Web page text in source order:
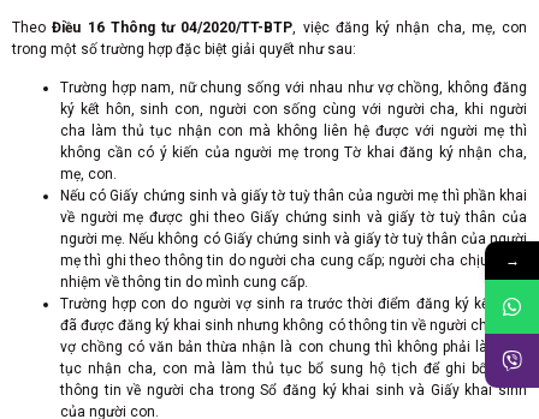
TheoĐiều 16 Thông tư 04/2020/TT-BTP, việc đăng ký nhận cha, mẹ, con
trong một số trường hợp đặc biệt giải quyết như sau:
Trường hợp nam, nữ chung sống với nhau như vợ chồng, không đăng
ký kết hôn, sinh con, người con sống cùng với người cha, khi người
cha làm thủ tục nhận con mà không liên hệ được với người mẹ thì
không cần có ý kiến của người mẹ trong Tờ khai đăng ký nhận cha,
mẹ, con.
Nếu có Giấy chứng sinh và giấy tờ tuỳ thân của người mẹ thì phần khai
về người mẹ được ghi theo Giấy chứng sinh và giấy tờ tuỳ thân của
người mẹ. Nếu không có Giấy chứng sinh và giấy tờ tuỳ thân của người
mẹ thì ghi theo thông tin do người cha cung cấp; người cha chịu trách
nhiệm về thông tin do mình cung cấp.
Trường hợp con do người vợ sinh ra trước thời điểm đăng ký kết hôn,
đã được đăng ký khai sinh nhưng không có thông tin về người cha, nay
vợ chồng có văn bản thừa nhận là con chung thì không phải làm thủ
tục nhận cha, con mà làm thủ tục bổ sung hộ tịch để ghi bổ sung
thông tin về người cha trong Sổ đăng ký khai sinh và Giấy khai sinh
của người con.
→